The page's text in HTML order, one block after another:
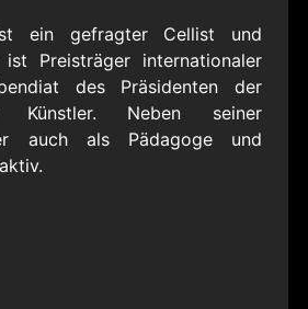
ein gefragter Cellist und
Preisträger internationaler
des Präsidenten der
Neben seiner
auch als Pädagoge und